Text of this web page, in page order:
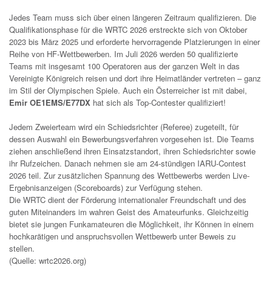
Jedes Team muss sich über einen längeren Zeitraum qualifizieren. Die
Qualifikationsphase für die WRTC 2026 erstreckte sich von Oktober
2023 bis März 2025 und erforderte hervorragende Platzierungen in einer
Reihe von HF-Wettbewerben. Im Juli 2026 werden 50 qualifizierte
Teams mit insgesamt 100 Operatoren aus der ganzen Welt in das
Vereinigte Königreich reisen und dort ihre Heimatländer vertreten – ganz
im Stil der Olympischen Spiele. Auch ein Österreicher ist mit dabei,
Emir OE1EMS/E77DX hat sich als Top-Contester qualifiziert!
Jedem Zweierteam wird ein Schiedsrichter (Referee) zugeteilt, für
dessen Auswahl ein Bewerbungsverfahren vorgesehen ist. Die Teams
ziehen anschließend ihren Einsatzstandort, ihren Schiedsrichter sowie
ihr Rufzeichen. Danach nehmen sie am 24-stündigen IARU-Contest
2026 teil. Zur zusätzlichen Spannung des Wettbewerbs werden Live-
Ergebnisanzeigen (Scoreboards) zur Verfügung stehen.
Die WRTC dient der Förderung internationaler Freundschaft und des
guten Miteinanders im wahren Geist des Amateurfunks. Gleichzeitig
bietet sie jungen Funkamateuren die Möglichkeit, ihr Können in einem
hochkarätigen und anspruchsvollen Wettbewerb unter Beweis zu
stellen.
(Quelle: wrtc2026.org)